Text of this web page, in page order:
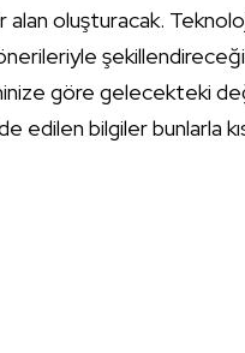
oluşturacak.
göre gelecekteki
edilen bilgiler bunlarla